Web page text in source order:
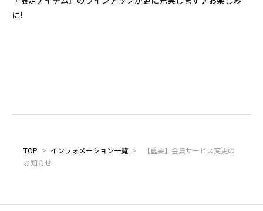
に!
TOP > インフォメーション一覧 >
【重要】会員サービス変更の
お知らせ